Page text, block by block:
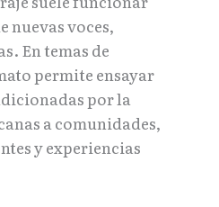
nuevas voces,
En temas de
permite ensayar
por la
a comunidades,
y experiencias